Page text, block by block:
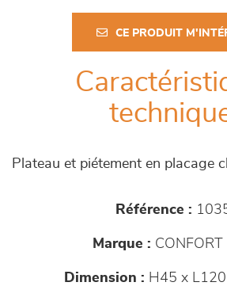
CE PRODUIT
Plateau et piétement en placage
Référence :
Marque : CONFORT
Dimension : H45 x